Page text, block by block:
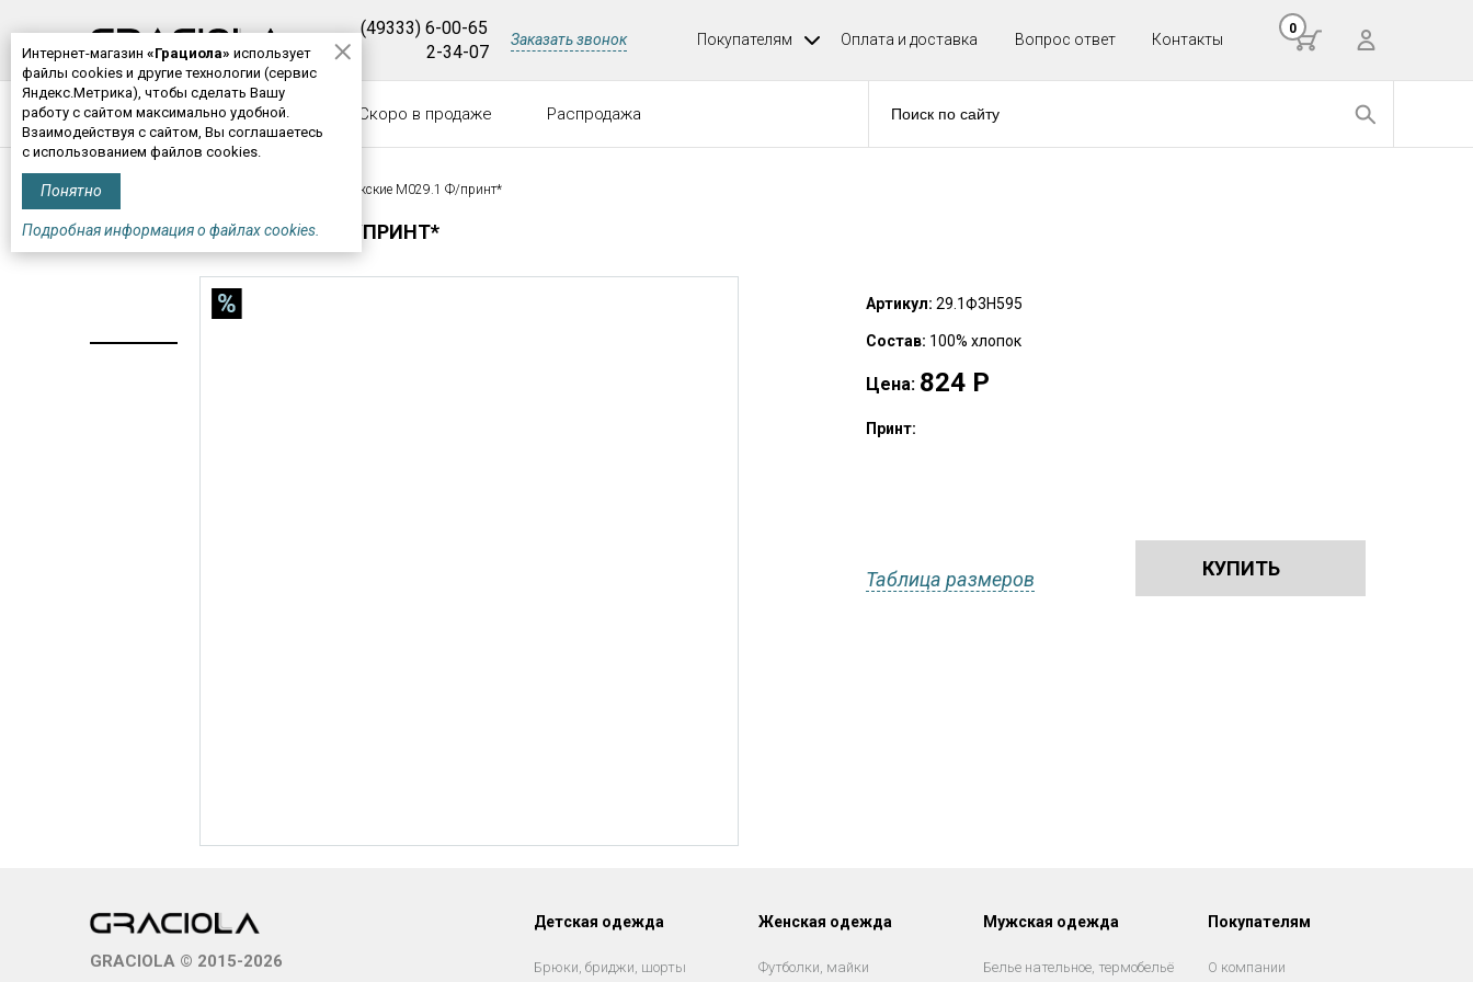
Интернет-магазин «Грациола» использует
файлы cookies и другие технологии (сервис
Яндекс.Метрика), чтобы сделать Вашу
работу с сайтом максимально удобной.
Взаимодействуя с сайтом, Вы соглашаетесь
с использованием файлов cookies.
Понятно
Подробная информация о файлах cookies.
(49333) 6-00-65
2-34-07
Заказать звонок Покупателям Оплата и доставка Вопрос ответ Контакты
0
КАТАЛОГ Новинки Скоро в продаже Распродажа
Главная > Брюки мужские М029.1 Ф/принт*
БРЮКИ МУЖСКИЕ М029.1 Ф/ПРИНТ*
Артикул: 29.1Ф3Н595
Состав: 100% хлопок
Цена: 824 Р
Принт:
Таблица размеров КУПИТЬ
GRACIOLA © 2015-2026
Детская одежда
Брюки, бриджи, шорты
Женская одежда
Футболки, майки
Мужская одежда
Белье нательное, термобельё
Покупателям
О компании